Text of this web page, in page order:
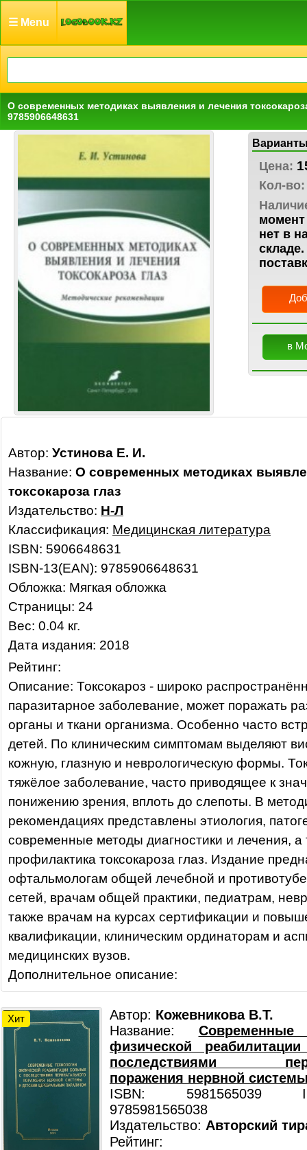
☰ Menu
О современных методиках выявления и лечения
9785906648631
Цена:
Кол-во:
момент
нет в
в
Автор: Устинова Е. И.
Название: О современных методиках
токсокароза глаз
Издательство: Н-Л
Классификация: Медицинская литература
ISBN: 5906648631
ISBN-13(EAN): 9785906648631
Обложка: Мягкая обложка
Страницы: 24
Вес: 0.04 кг.
Дата издания: 2018
Рейтинг:
Описание: Токсокароз - широко
паразитарное заболевание, может поражать
органы и ткани организма. Особенно часто
детей. По клиническим симптомам выделяют
кожную, глазную и неврологическую формы.
тяжёлое заболевание, часто приводящее к
понижению зрения, вплоть до слепоты. В
рекомендациях представлены этиология,
современные методы диагностики и лечения, а
профилактика токсокароза глаз. Издание
офтальмологам общей лечебной и
сетей, врачам общей практики, педиатрам,
также врачам на курсах сертификации и
квалификации, клиническим ординаторам и
медицинских вузов.
Дополнительное описание:
Хит Автор: Кожевникова В.Т.
Название: Современные
физической
последствиями
поражения нервной
ISBN: 5981565039
9785981565038
Издательство: Авторский
Рейтинг: